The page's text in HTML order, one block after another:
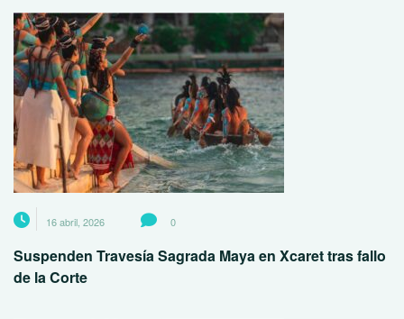
16 abril, 2026 0
Suspenden Travesía Sagrada Maya en Xcaret tras fallo
de la Corte